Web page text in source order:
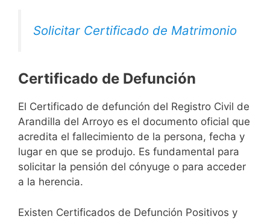
Solicitar Certificado de Matrimonio
Certificado de Defunción
El Certificado de defunción del Registro Civil de
Arandilla del Arroyo es el documento oficial que
acredita el fallecimiento de la persona, fecha y
lugar en que se produjo. Es fundamental para
solicitar la pensión del cónyuge o para acceder
a la herencia.
Existen Certificados de Defunción Positivos y